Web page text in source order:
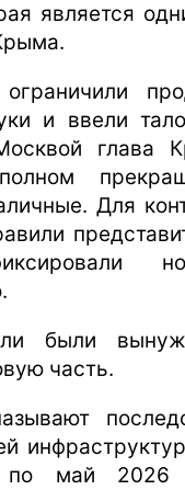
является
и ввели
глава
Для
были
часть.
по май 2026